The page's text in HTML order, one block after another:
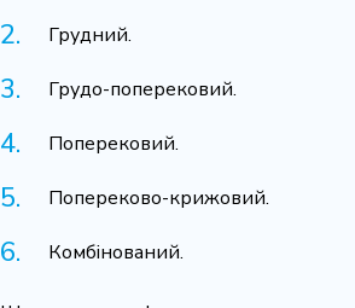
Грудний.
Грудо-поперековий.
Поперековий.
Попереково-крижовий.
Комбінований.